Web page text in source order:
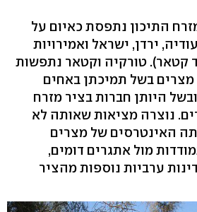
התיכון נתפסת כאיום על
ירדן, ישראל ואמירויות
קטאר). טורקיה וקטאר נתפשות
מצרים בשל תמיכתן באחים
היותן חברות בציר מזרח
נוצרה מציאות שאותה לא
האינטרסים של מצרים
מול אתגרים דומים,
ערביות נוספות מהציר